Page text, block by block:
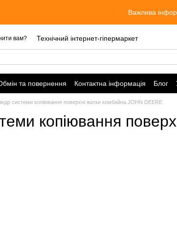
Важлива інформація!
вам? Технічний інтернет-гіпермаркет
та повернення Контактна інформація Блог
системи копіювання поверхні жатки комбайна JOHN DEERE
копіювання